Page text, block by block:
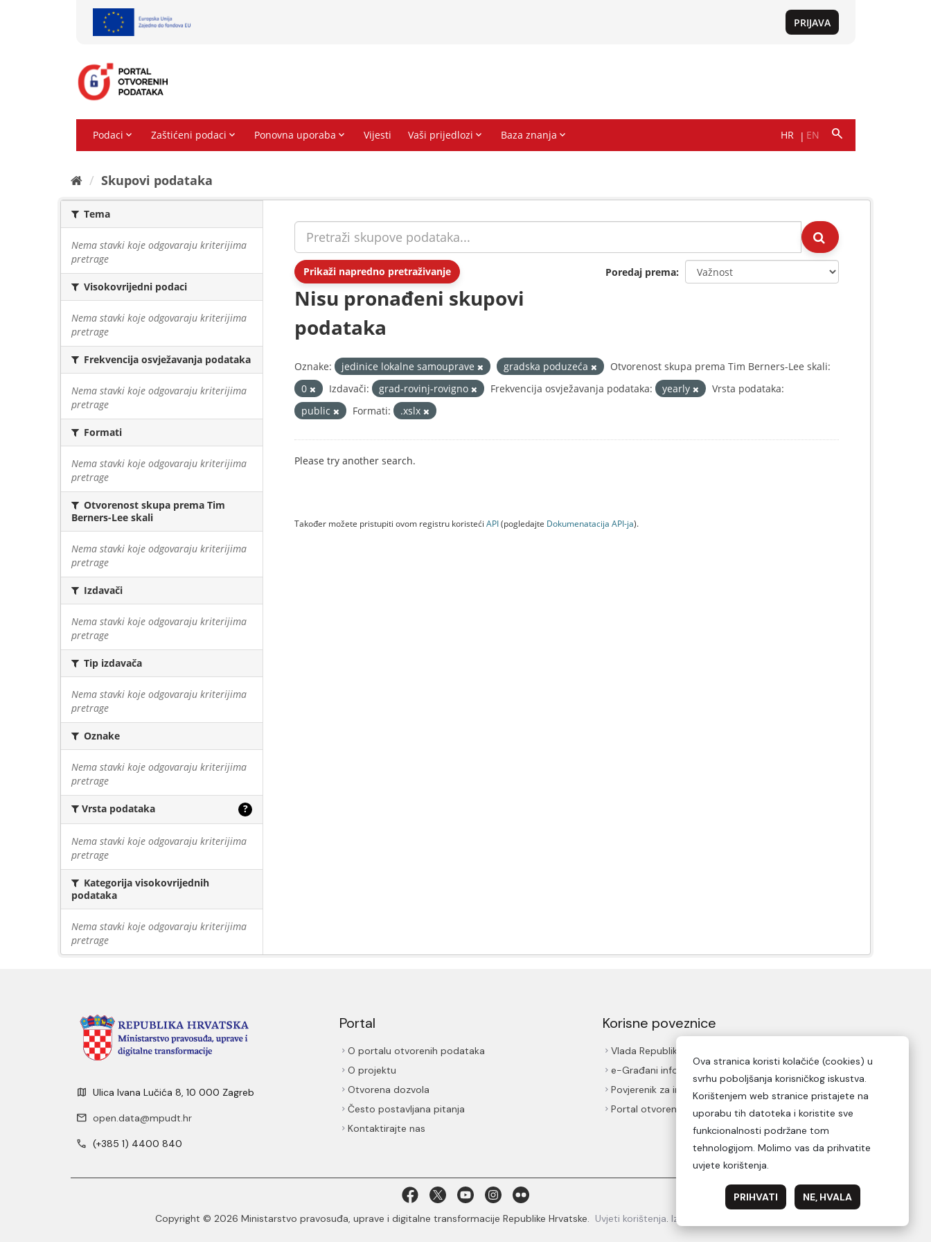
Skupovi podаtаkа
Tema
Nema stavki koje odgovaraju kriterijima
pretrage
Visokovrijedni podaci
Nema stavki koje odgovaraju kriterijima
pretrage
Frekvencija osvježavanja podataka
Nema stavki koje odgovaraju kriterijima
pretrage
Formati
Nema stavki koje odgovaraju kriterijima
pretrage
Otvorenost skupa prema Tim
Berners-Lee skali
Nema stavki koje odgovaraju kriterijima
pretrage
Izdavači
Nema stavki koje odgovaraju kriterijima
pretrage
Tip izdavača
Nema stavki koje odgovaraju kriterijima
pretrage
Oznake
Nema stavki koje odgovaraju kriterijima
pretrage
Vrsta podataka ?
Nema stavki koje odgovaraju kriterijima
pretrage
Kategorija visokovrijednih
podataka
Nema stavki koje odgovaraju kriterijima
pretrage
Prikaži napredno pretraživanje Poredaj prema
Nisu pronađeni skupovi
podataka
Oznake: jedinice lokalne samouprave gradska poduzeća
Otvorenost skupa prema Tim Berners-Lee skali:
0
Izdavači: grad-rovinj-rovigno Frekvencija osvježavanja podataka: yearly
Vrsta podataka:
public
Formati: .xslx
Please try another search.
Također možete pristupiti ovom registru koristeći API(pogledajte Dokumenаtаcijа API-jа).